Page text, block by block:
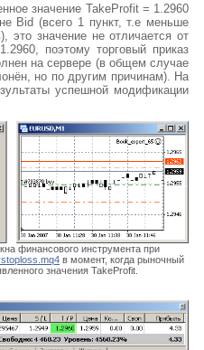
значение TakeProfit = 1.2960
Bid (всего 1 пункт, т.е меньше
это значение не отличается от
поэтому торговый приказ
на сервере (в общем случае
но по другим причинам). На
успешной модификации
финансового инструмента при
в момент, когда рыночный
значения TakeProfit.